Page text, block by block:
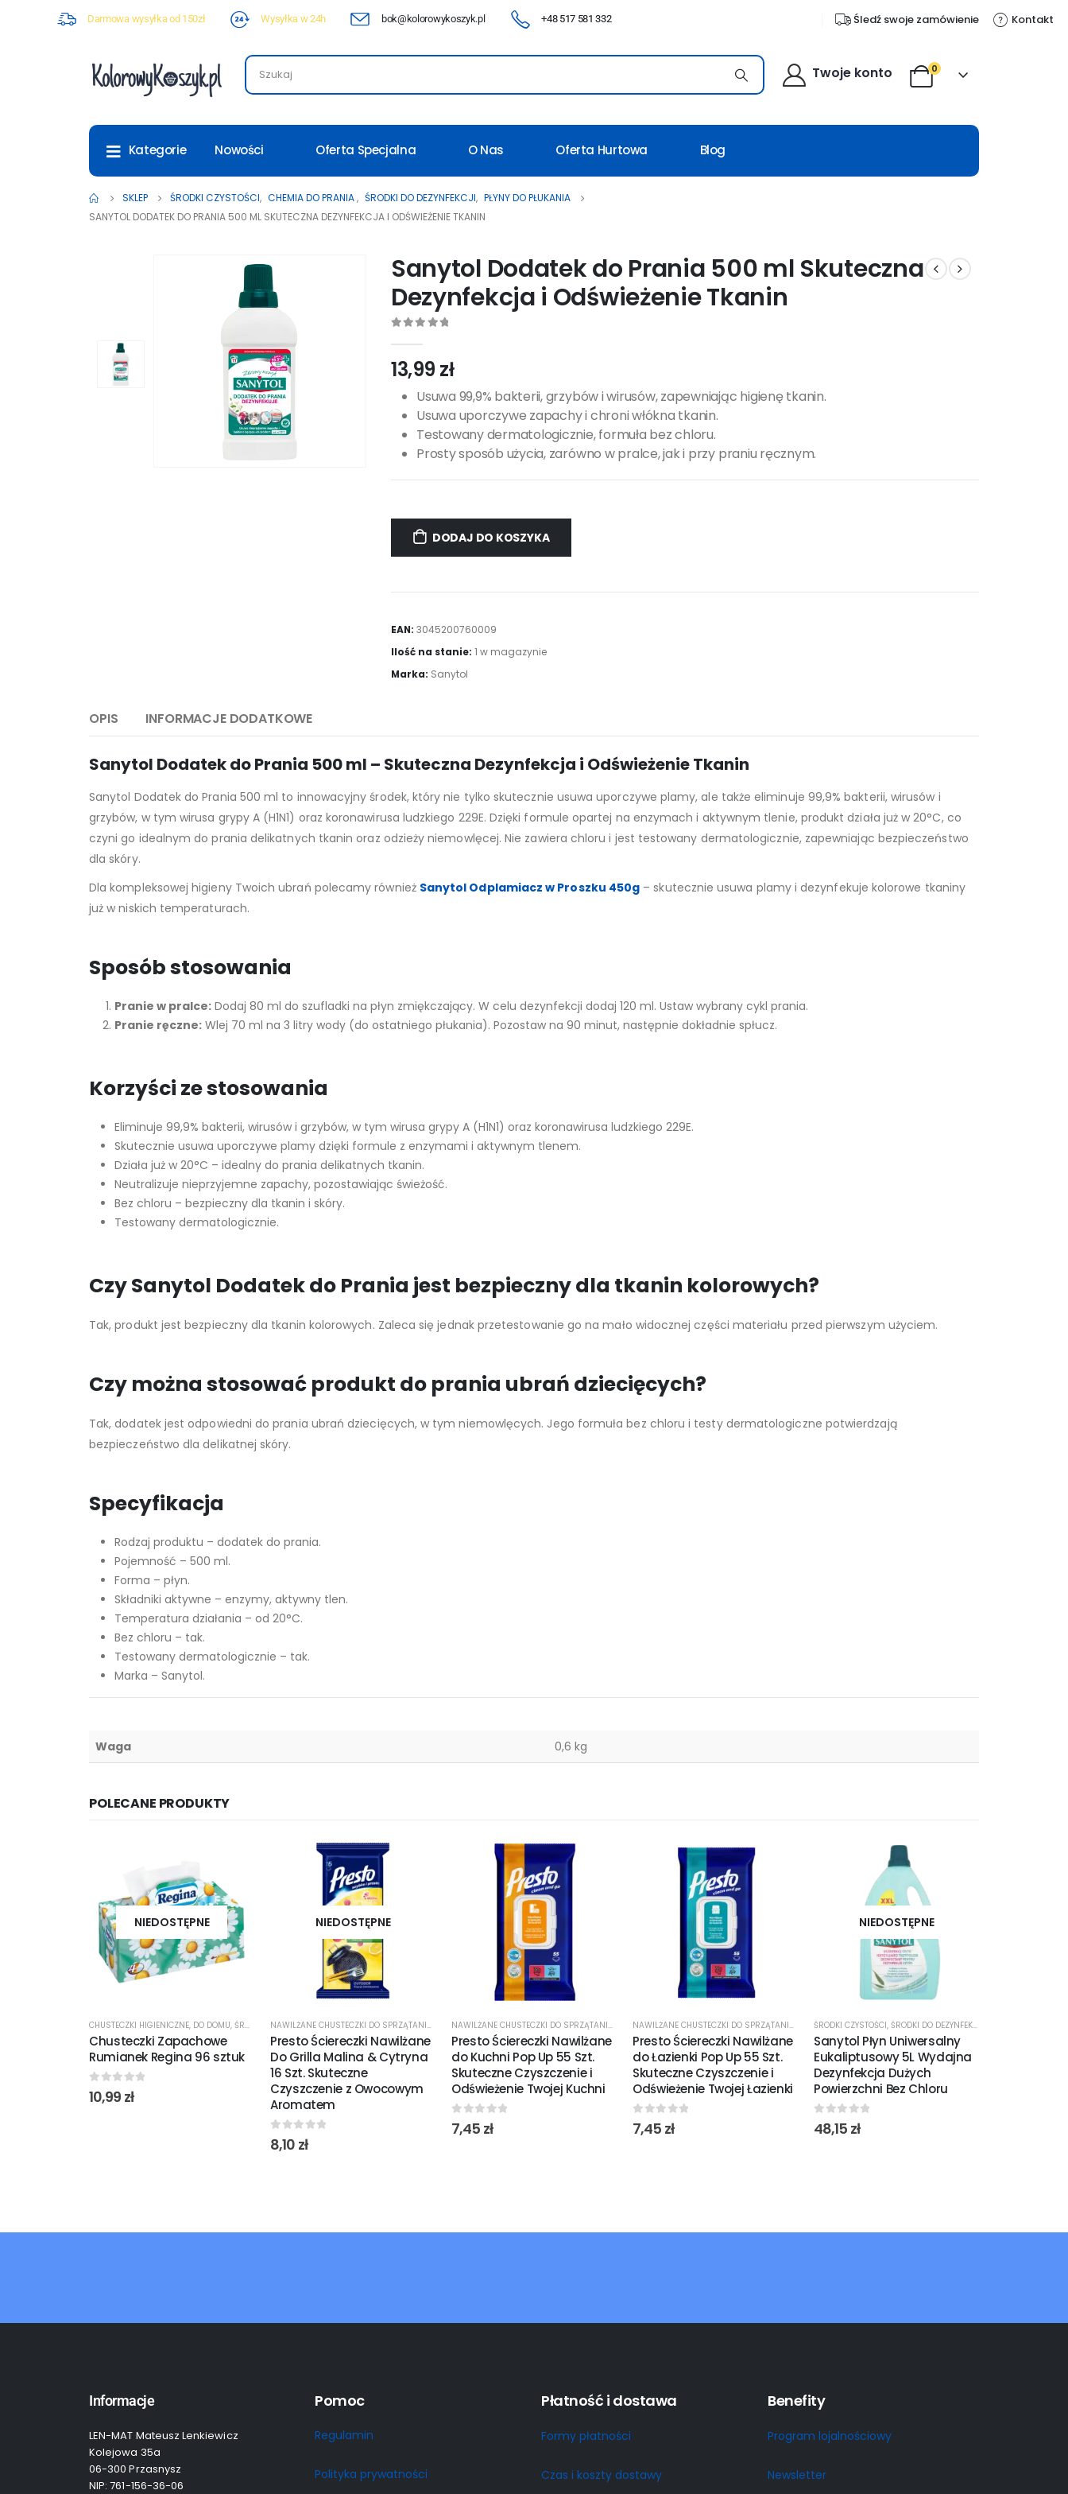
Darmowa wysyłka od 150zł Wysyłka w 24h bok@kolorowykoszyk.pl +48 517 581 332 Śledź swoje zamówienie Kontakt
Twoje konto 0
Kategorie Nowości Oferta Specjalna O Nas Oferta Hurtowa Blog
SKLEP ŚRODKI CZYSTOŚCI, CHEMIA DO PRANIA, ŚRODKI DO DEZYNFEKCJI, PŁYNY DO PŁUKANIA
SANYTOL DODATEK DO PRANIA 500 ML SKUTECZNA DEZYNFEKCJA I ODŚWIEŻENIE TKANIN
Sanytol Dodatek do Prania 500 ml Skuteczna
Dezynfekcja i Odświeżenie Tkanin
13,99 zł
Usuwa 99,9% bakterii, grzybów i wirusów, zapewniając higienę tkanin.
Usuwa uporczywe zapachy i chroni włókna tkanin.
Testowany dermatologicznie, formuła bez chloru.
Prosty sposób użycia, zarówno w pralce, jak i przy praniu ręcznym.
DODAJ DO KOSZYKA
EAN: 3045200760009
Ilość na stanie: 1 w magazynie
Marka: Sanytol
OPIS INFORMACJE DODATKOWE
Sanytol Dodatek do Prania 500 ml – Skuteczna Dezynfekcja i Odświeżenie Tkanin
Sanytol Dodatek do Prania 500 ml to innowacyjny środek, który nie tylko skutecznie usuwa uporczywe plamy, ale także eliminuje 99,9% bakterii, wirusów i
grzybów, w tym wirusa grypy A (H1N1) oraz koronawirusa ludzkiego 229E. Dzięki formule opartej na enzymach i aktywnym tlenie, produkt działa już w 20°C, co
czyni go idealnym do prania delikatnych tkanin oraz odzieży niemowlęcej. Nie zawiera chloru i jest testowany dermatologicznie, zapewniając bezpieczeństwo
dla skóry.
Dla kompleksowej higieny Twoich ubrań polecamy również Sanytol Odplamiacz w Proszku 450g – skutecznie usuwa plamy i dezynfekuje kolorowe tkaniny
już w niskich temperaturach.
Sposób stosowania
Pranie w pralce: Dodaj 80 ml do szufladki na płyn zmiękczający. W celu dezynfekcji dodaj 120 ml. Ustaw wybrany cykl prania.
Pranie ręczne: Wlej 70 ml na 3 litry wody (do ostatniego płukania). Pozostaw na 90 minut, następnie dokładnie spłucz.
Korzyści ze stosowania
Eliminuje 99,9% bakterii, wirusów i grzybów, w tym wirusa grypy A (H1N1) oraz koronawirusa ludzkiego 229E.
Skutecznie usuwa uporczywe plamy dzięki formule z enzymami i aktywnym tlenem.
Działa już w 20°C – idealny do prania delikatnych tkanin.
Neutralizuje nieprzyjemne zapachy, pozostawiając świeżość.
Bez chloru – bezpieczny dla tkanin i skóry.
Testowany dermatologicznie.
Czy Sanytol Dodatek do Prania jest bezpieczny dla tkanin kolorowych?
Tak, produkt jest bezpieczny dla tkanin kolorowych. Zaleca się jednak przetestowanie go na mało widocznej części materiału przed pierwszym użyciem.
Czy można stosować produkt do prania ubrań dziecięcych?
Tak, dodatek jest odpowiedni do prania ubrań dziecięcych, w tym niemowlęcych. Jego formuła bez chloru i testy dermatologiczne potwierdzają
bezpieczeństwo dla delikatnej skóry.
Specyfikacja
Rodzaj produktu – dodatek do prania.
Pojemność – 500 ml.
Forma – płyn.
Składniki aktywne – enzymy, aktywny tlen.
Temperatura działania – od 20°C.
Bez chloru – tak.
Testowany dermatologicznie – tak.
Marka – Sanytol.
Waga 0,6 kg
POLECANE PRODUKTY
NIEDOSTĘPNE
CHUSTECZKI HIGIENICZNE, DO DOMU, ŚRODKI CZYSTOŚCI
Chusteczki Zapachowe
Rumianek Regina 96 sztuk
0out of 5
10,99 zł
NIEDOSTĘPNE
NAWILŻANE CHUSTECZKI DO SPRZĄTANIA ŚRODKI CZYSTOŚCI
Presto Ściereczki Nawilżane
Do Grilla Malina & Cytryna
16 Szt. Skuteczne
Czyszczenie z Owocowym
Aromatem
0out of 5
8,10 zł
NAWILŻANE CHUSTECZKI DO SPRZĄTANIA ŚRODKI CZYSTOŚCI
Presto Ściereczki Nawilżane
do Kuchni Pop Up 55 Szt.
Skuteczne Czyszczenie i
Odświeżenie Twojej Kuchni
0out of 5
7,45 zł
NAWILŻANE CHUSTECZKI DO SPRZĄTANIA ŚRODKI CZYSTOŚCI
Presto Ściereczki Nawilżane
do Łazienki Pop Up 55 Szt.
Skuteczne Czyszczenie i
Odświeżenie Twojej Łazienki
0out of 5
7,45 zł
NIEDOSTĘPNE
ŚRODKI CZYSTOŚCI, ŚRODKI DO DEZYNFEKCJI
Sanytol Płyn Uniwersalny
Eukaliptusowy 5L Wydajna
Dezynfekcja Dużych
Powierzchni Bez Chloru
0out of 5
48,15 zł
Informacje
LEN-MAT Mateusz Lenkiewicz
Kolejowa 35a
06-300 Przasnysz
NIP: 761-156-36-06
Pomoc
Regulamin
Polityka prywatności
Płatność i dostawa
Formy płatności
Czas i koszty dostawy
Benefity
Program lojalnościowy
Newsletter